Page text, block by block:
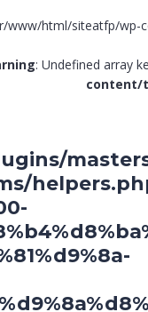
: Undefined array
content/